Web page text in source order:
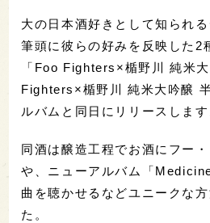
大の日本酒好きとして知られ
筆頭に彼らの好みを反映した2
「Foo Fighters×楯野川 純米
Fighters×楯野川 純米大吟醸
ルバムと同日にリリースします
同酒は醸造工程でお酒にフー
や、ニューアルバム「
曲を聴かせるなどユニークな
た。